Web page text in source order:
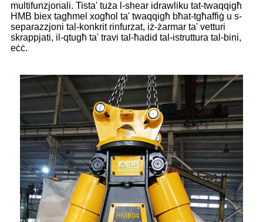
multifunzjonali. Tista' tuża l-shear idrawliku tat-twaqqigħ
HMB biex tagħmel xogħol ta' twaqqigħ bħat-tgħaffiġ u s-
separazzjoni tal-konkrit rinfurzat, iż-żarmar ta' vetturi
skrappjati, il-qtugħ ta' travi tal-ħadid tal-istruttura tal-bini,
eċċ.